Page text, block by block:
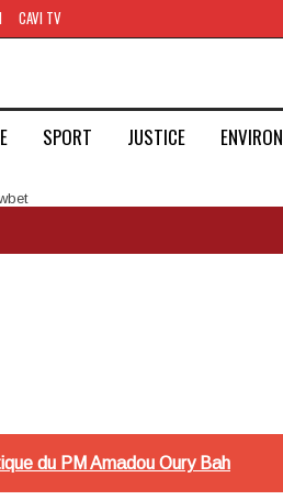
CAVI TV
SPORT JUSTICE
du PM Amadou Oury Bah